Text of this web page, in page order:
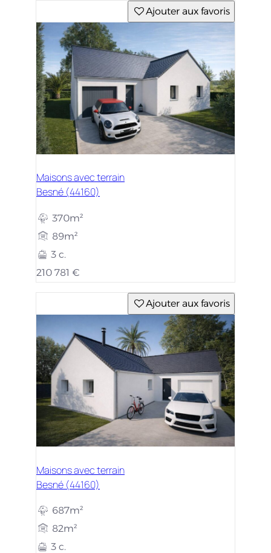
Ajouter aux favoris
Maisons avec terrain
Besné (44160)
370m²
89m²
3 c.
210 781 €
Ajouter aux favoris
Maisons avec terrain
Besné (44160)
687m²
82m²
3 c.